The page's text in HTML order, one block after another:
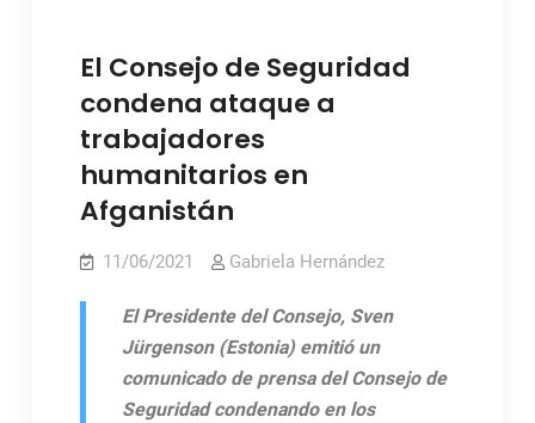
El Consejo de Seguridad
condena ataque a
trabajadores
humanitarios en
Afganistán
11/06/2021 Gabriela Hernández
El Presidente del Consejo, Sven
Jürgenson (Estonia) emitió un
comunicado de prensa del Consejo de
Seguridad condenando en los